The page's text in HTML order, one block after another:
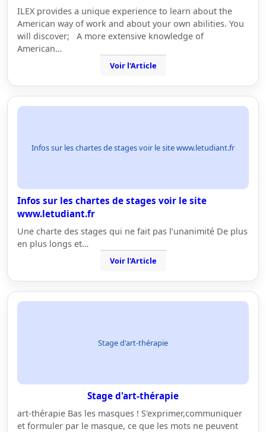
ILEX provides a unique experience to learn about the
American way of work and about your own abilities. You
will discover; A more extensive knowledge of
American…
Voir l'Article
Infos sur les chartes de stages voir le site www.letudiant.fr
Infos sur les chartes de stages voir le site
www.letudiant.fr
Une charte des stages qui ne fait pas l’unanimité De plus
en plus longs et…
Voir l'Article
Stage d'art-thérapie
Stage d'art-thérapie
art-thérapie Bas les masques ! S'exprimer,communiquer
et formuler par le masque, ce que les mots ne peuvent